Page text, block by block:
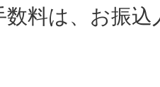
数料は、お振